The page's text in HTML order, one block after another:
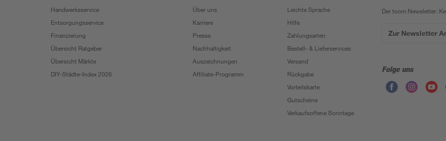
Handwerksservice
Entsorgungsservice
Finanzierung
Übersicht Ratgeber
Übersicht Märkte
DIY-Städte-Index 2026
Über uns
Karriere
Presse
Nachhaltigkeit
Auszeichnungen
Affiliate-Programm
Leichte Sprache
Hilfe
Zahlungsarten
Bestell- & Lieferservices
Versand
Rückgabe
Vorteilskarte
Gutscheine
Verkaufsoffene Sonntage
Der toom Newsletter:
Zur Newsletter
Folge uns